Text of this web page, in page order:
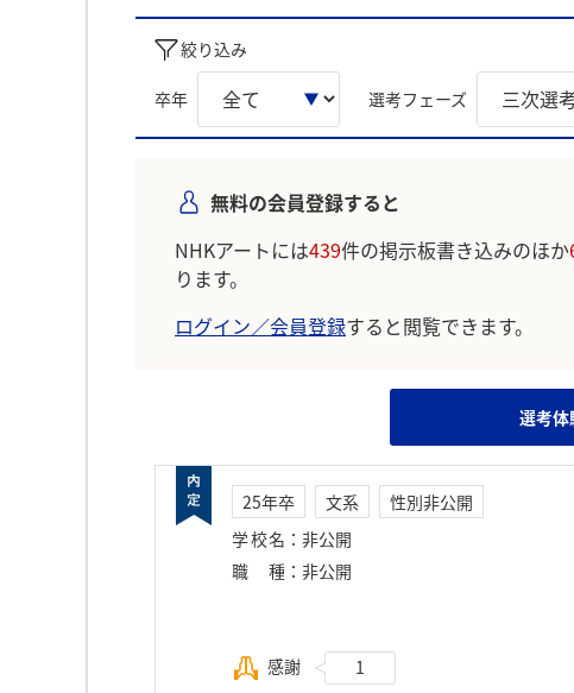
絞り込み
卒年 選考フェーズ
無料の会員登録すると
NHKアートには439件の掲示板書き込みのほか
ります。
ログイン／会員登録すると閲覧できます。
選考体
25年卒 文系
性別非公開
学校名 ： 非公開
職種 ： 非公開
感謝 1